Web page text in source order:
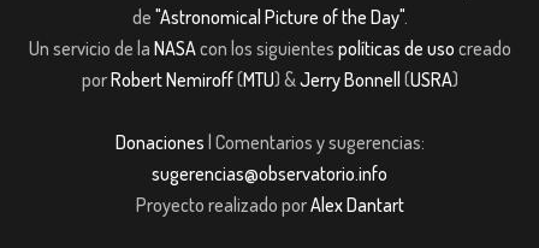
de "Astronomical Picture of the Day".
Un servicio de la NASAcon los siguientes políticas de uso creado
porRobert Nemiroff(MTU) &Jerry Bonnell (USRA)
Donaciones | Comentarios y sugerencias:
sugerencias@observatorio.info
Proyecto realizado porAlex Dantart